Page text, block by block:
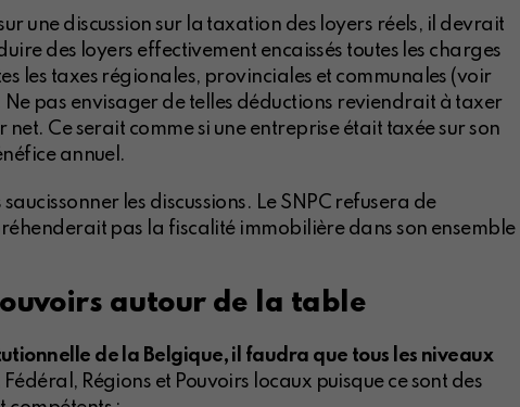
une discussion sur la taxation des loyers réels, il devrait
des loyers effectivement encaissés toutes les charges
les taxes régionales, provinciales et communales (voir
pas envisager de telles déductions reviendrait à taxer
Ce serait comme si une entreprise était taxée sur son
annuel.
les discussions. Le SNPC refusera de
pas la fiscalité immobilière dans son ensemble
autour de la table
de la Belgique, il faudra que tous les niveaux
Fédéral, Régions et Pouvoirs locaux puisque ce sont des